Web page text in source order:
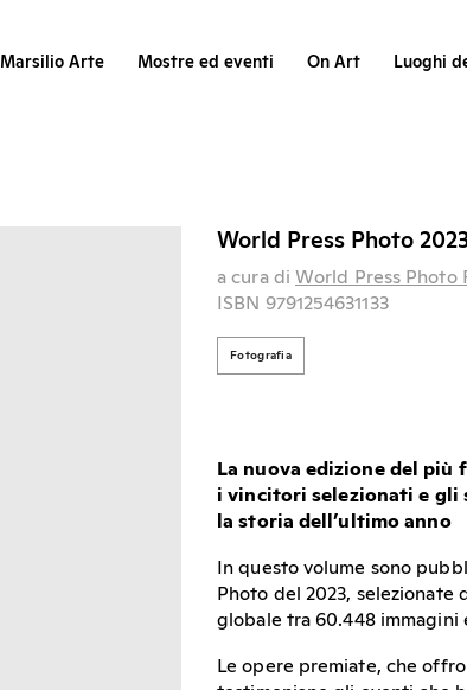
Marsilio Arte Mostre ed eventi On Art Luoghi
World Press Photo
a cura di World Press Photo
ISBN 9791254631133
Fotografia
La nuova edizione del
i vincitori selezionati e gli
la storia dell’ultimo anno
In questo volume sono
Photo del 2023,
globale tra 60.448 immagini
Le opere premiate, che